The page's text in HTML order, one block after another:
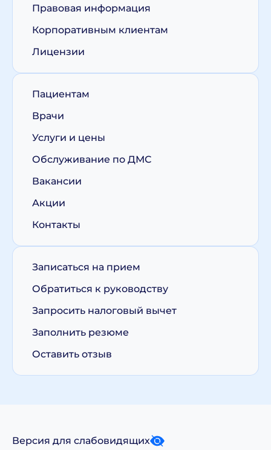
Правовая информация
Корпоративным клиентам
Лицензии
Пациентам
Врачи
Услуги и цены
Обслуживание по ДМС
Вакансии
Акции
Контакты
Записаться на прием
Обратиться к руководству
Запросить налоговый вычет
Заполнить резюме
Оставить отзыв
Версия для слабовидящих